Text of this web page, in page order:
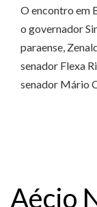
O encontro em
o governador
paraense,
senador Flexa
senador Mário
Aécio